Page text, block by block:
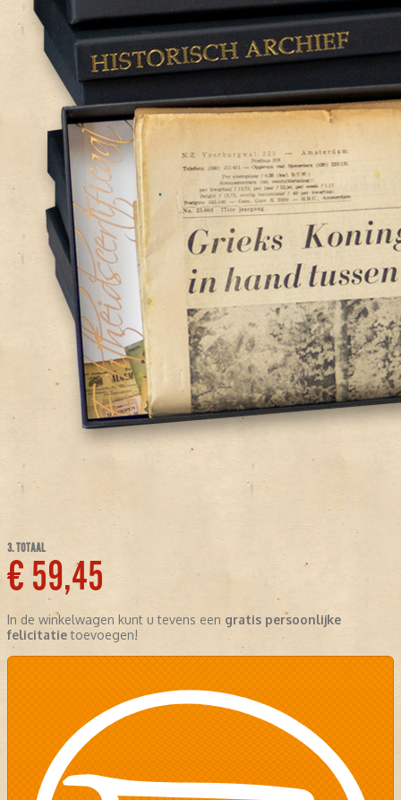
3. TOTAAL
€ 59,45
In de winkelwagen kunt u tevens een gratis persoonlijke
felicitatietoevoegen!